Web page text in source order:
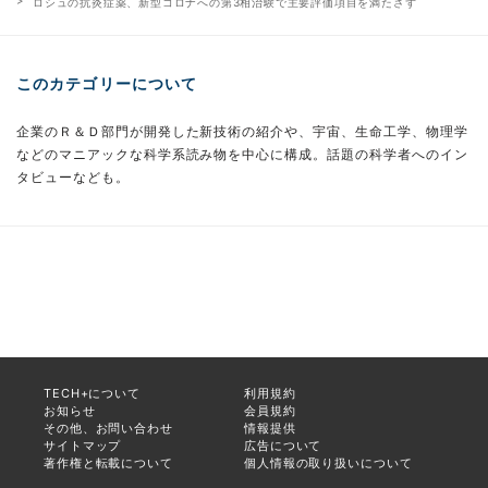
このカテゴリーについて
企業のＲ＆Ｄ部門が開発した新技術の紹介や、宇宙、生命工学、物理学
などのマニアックな科学系読み物を中心に構成。話題の科学者へのイン
タビューなども。
TECH+について
利用規約
お知らせ
会員規約
その他、お問い合わせ
情報提供
サイトマップ
広告について
著作権と転載について
個人情報の取り扱いについて